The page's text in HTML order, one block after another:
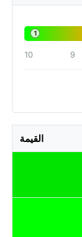
1
9
10
القيمة